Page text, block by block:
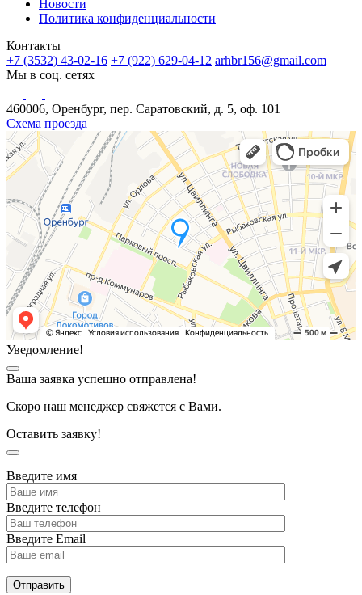
Новости
Политика конфиденциальности
Контакты
+7 (3532) 43-02-16 +7 (922) 629-04-12 arhbr156@gmail.com
Мы в соц. сетях
460006, Оренбург, пер. Саратовский, д. 5, оф. 101
Схема проезда
Уведомление!
Ваша заявка успешно отправлена!
Скоро наш менеджер свяжется с Вами.
Оставить заявку!
Введите имя
Введите телефон
Введите Email
Отправить